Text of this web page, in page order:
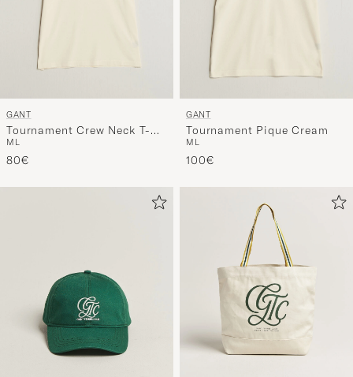
GANT
Tournament Crew Neck T-
Shirt Cream
M L
80€
GANT
Tournament Pique Cream
M L
100€